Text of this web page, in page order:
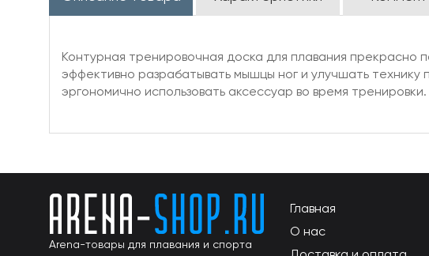
Контурная тренировочная доска для плавания прекрасно
эффективно разрабатывать мышцы ног и улучшать технику
эргономично использовать аксессуар во время тренировки.
Arena-товары для плавания и спорта
Главная
О нас